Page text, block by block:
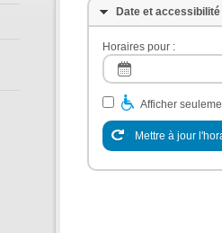
Date et accessibilité
Horaires pour :
Afficher
Mettre à jour